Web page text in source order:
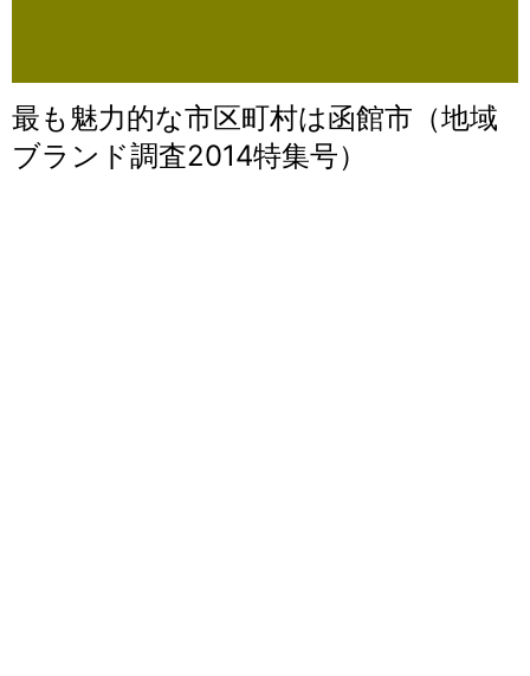
最も魅力的な市区町村は函館市（地域
ブランド調査2014特集号）